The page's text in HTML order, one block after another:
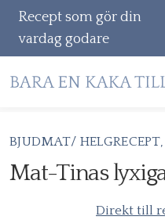
Recept som gör din
vardag godare
Gå
till
OM
BJUDMAT/ HELGRECEPT
Mat-Tinas
Direkt till